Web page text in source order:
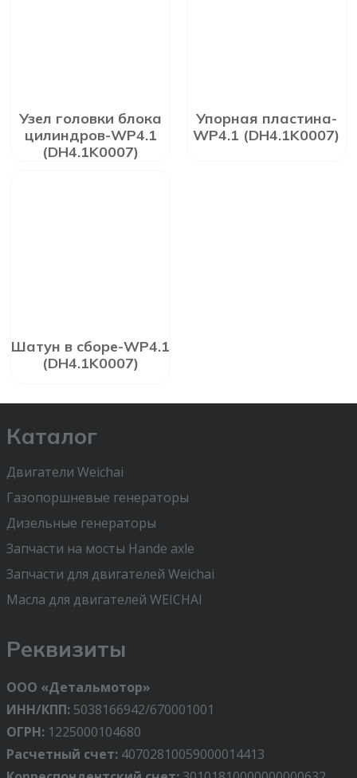
Узел головки блока
цилиндров-WP4.1
(DH4.1K0007)
Упорная пластина-
WP4.1 (DH4.1K0007)
Шатун в сборе-WP4.1
(DH4.1K0007)
Каталог
Двигатели Weichai
Газопоршневые генераторы
Дизельные генераторы
Запчасти на мосты Hande axle
Запчасти для двигателей Weichai
Масла для двигателей WEICHAI
Реквизиты
ООО «Детальмотор»
ИНН/КПП: 5038166942/670001001
ОГРН: 1225000104680
Расчетный счет: 40702810059000014413